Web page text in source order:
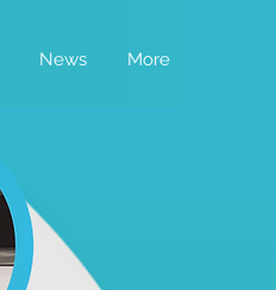
News More